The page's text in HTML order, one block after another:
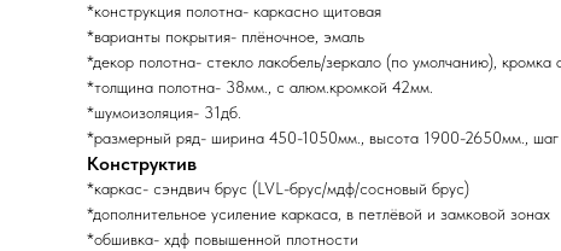
*конструкция полотна- каркасно щитовая
*варианты покрытия- плёночное, эмаль
*декор полотна- стекло лакобель/зеркало (по умолчанию),
*толщина полотна- 38мм., с алюм.кромкой 42мм.
*шумоизоляция- 31дб.
*размерный ряд- ширина 450-1050мм., высота 1900-2650мм., шаг
Конструктив
*каркас- сэндвич брус (LVL-брус/мдф/сосновый брус)
*дополнительное усиление каркаса, в петлёвой и замковой зонах
*обшивка- хдф повышенной плотности